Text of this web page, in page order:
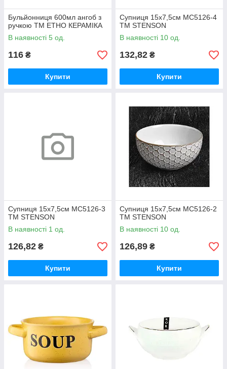
Бульйонниця 600мл ангоб з
ручкою ТМ ЕТНО КЕРАМІКА
В наявності 5 од.
116 ₴
Купити
Супниця 15х7,5см MC5126-4
ТМ STENSON
В наявності 10 од.
132,82 ₴
Купити
Супниця 15х7,5см MC5126-3
ТМ STENSON
В наявності 1 од.
126,82 ₴
Купити
Супниця 15х7,5см MC5126-2
ТМ STENSON
В наявності 10 од.
126,89 ₴
Купити